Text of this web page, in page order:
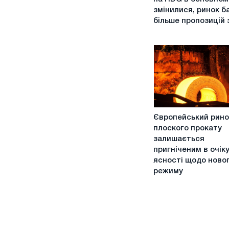
ціни
на
основному
не
змінилися,
ринок
бачить
більше
пропозицій
урахуванням
CBAM
змінилися, ринок
більше пропозицій
Європейський
ринок
прокату
залишається
пригніченим
в
Європейський
плоского прокату
залишається
пригніченим в
ясності щодо
режиму